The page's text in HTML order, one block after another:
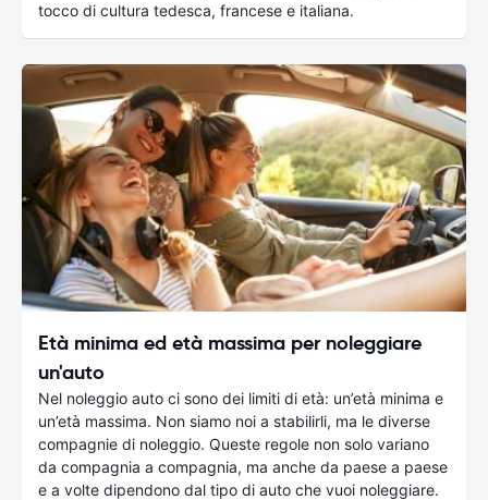
tocco di cultura tedesca, francese e italiana.
Età minima ed età massima per noleggiare
un'auto
Nel noleggio auto ci sono dei limiti di età: un’età minima e
un’età massima. Non siamo noi a stabilirli, ma le diverse
compagnie di noleggio. Queste regole non solo variano
da compagnia a compagnia, ma anche da paese a paese
e a volte dipendono dal tipo di auto che vuoi noleggiare.